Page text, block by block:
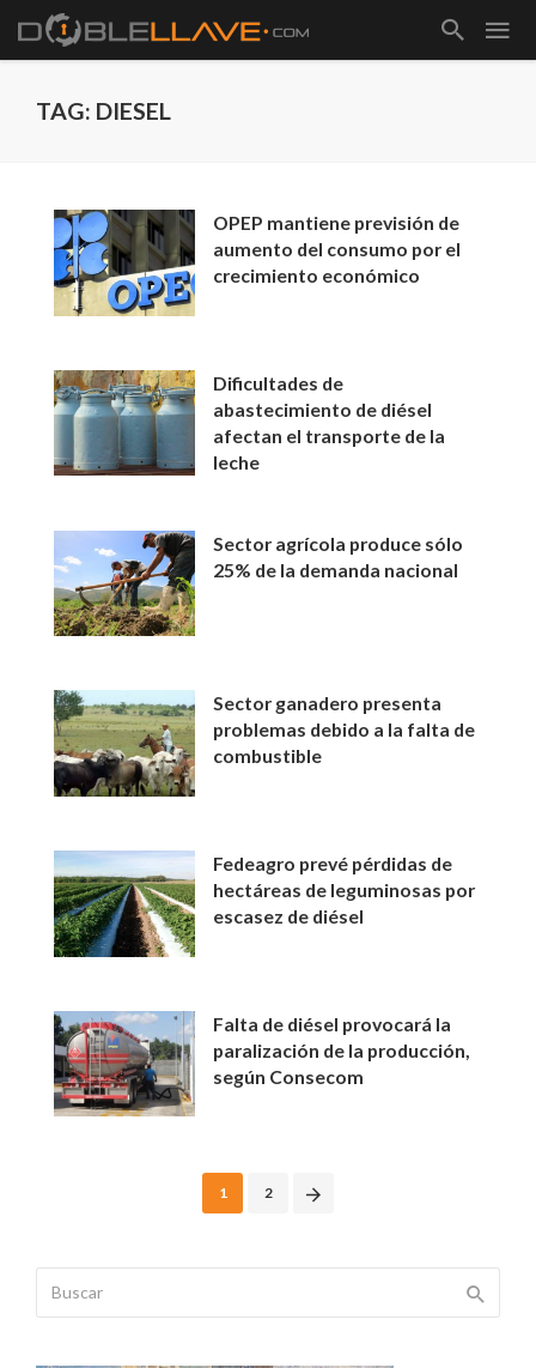
TAG: DIESEL
OPEP mantiene previsión de
aumento del consumo por el
crecimiento económico
Dificultades de
abastecimiento de diésel
afectan el transporte de la
leche
Sector agrícola produce sólo
25% de la demanda nacional
Sector ganadero presenta
problemas debido a la falta de
combustible
Fedeagro prevé pérdidas de
hectáreas de leguminosas por
escasez de diésel
Falta de diésel provocará la
paralización de la producción,
según Consecom
1 2